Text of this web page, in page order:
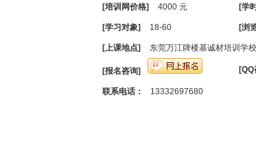
[培训网价格] 4000 元 [学
[学习对象] 18-60 [浏
[上课地点] 东莞万江牌楼基诚材培训学校
[报名咨询] [QQ
联系电话： 13332697680